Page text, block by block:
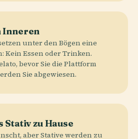
Inneren
unter den Bögen eine
Kein Essen oder Trinken.
bevor Sie die Plattform
Sie abgewiesen.
Stativ zu Hause
aber Stative werden zu